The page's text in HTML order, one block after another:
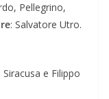
Pellegrino,
: Salvatore Utro.
e Filippo